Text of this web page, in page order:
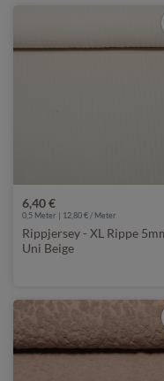
6,40 €
0,5 Meter | 12,80 € / Meter
Rippjersey - XL Rippe
Uni Beige